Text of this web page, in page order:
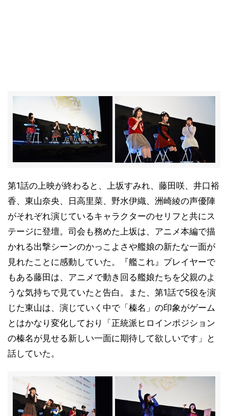
第1話の上映が終わると、上坂すみれ、藤田咲、井口裕
香、東山奈央、日高里菜、野水伊織、洲崎綾の声優陣
がそれぞれ演じているキャラクターのセリフと共にス
テージに登壇。司会も務めた上坂は、アニメ本編で描
かれる出撃シーンのかっこよさや艦娘の新たな一面が
見れたことに感動していた。『艦これ』プレイヤーで
もある藤田は、アニメで動き回る艦娘たちを父親のよ
うな気持ちで見ていたと告白。また、第1話で5役を演
じた東山は、演じていく中で「榛名」の印象がゲーム
とはかなり変化しており「正統派ヒロインポジション
の榛名が見せる新しい一面に期待して欲しいです」と
話していた。